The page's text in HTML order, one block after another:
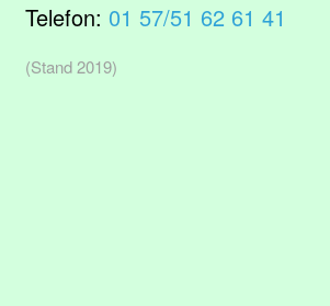
Telefon: 01 57/51 62 61 41
(Stand 2019)